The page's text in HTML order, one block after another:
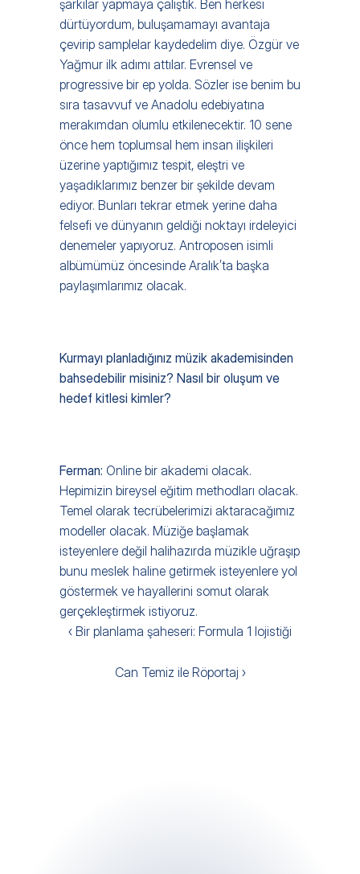
şarkılar yapmaya çalıştık. Ben herkesi
dürtüyordum, buluşamamayı avantaja
çevirip samplelar kaydedelim diye. Özgür ve
Yağmur ilk adımı attılar. Evrensel ve
progressive bir ep yolda. Sözler ise benim bu
sıra tasavvuf ve Anadolu edebiyatına
merakımdan olumlu etkilenecektir. 10 sene
önce hem toplumsal hem insan ilişkileri
üzerine yaptığımız tespit, eleştri ve
yaşadıklarımız benzer bir şekilde devam
ediyor. Bunları tekrar etmek yerine daha
felsefi ve dünyanın geldiği noktayı irdeleyici
denemeler yapıyoruz. Antroposen isimli
albümümüz öncesinde Aralık’ta başka
paylaşımlarımız olacak.
Kurmayı planladığınız müzik akademisinden
bahsedebilir misiniz? Nasıl bir oluşum ve
hedef kitlesi kimler?
Ferman: Online bir akademi olacak.
Hepimizin bireysel eğitim methodları olacak.
Temel olarak tecrübelerimizi aktaracağımız
modeller olacak. Müziğe başlamak
isteyenlere değil halihazırda müzikle uğraşıp
bunu meslek haline getirmek isteyenlere yol
göstermek ve hayallerini somut olarak
gerçekleştirmek istiyoruz.
‹ Bir planlama şaheseri: Formula 1 lojistiği
Can Temiz ile Röportaj ›